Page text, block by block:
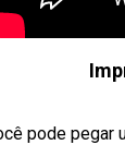
pode pegar